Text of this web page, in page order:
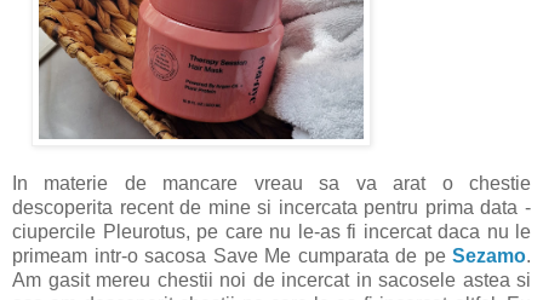
In materie de mancare vreau sa va arat o chestie
descoperita recent de mine si incercata pentru prima data -
ciupercile Pleurotus, pe care nu le-as fi incercat daca nu le
primeam intr-o sacosa Save Me cumparata de pe Sezamo.
Am gasit mereu chestii noi de incercat in sacosele astea si